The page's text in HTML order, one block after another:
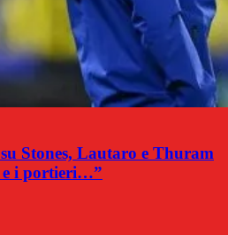
Stones, Lautaro e Thuram
e i portieri…”